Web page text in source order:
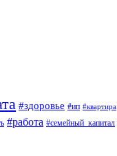
#здоровье #ип #квартира
#работа #семейный_капитал